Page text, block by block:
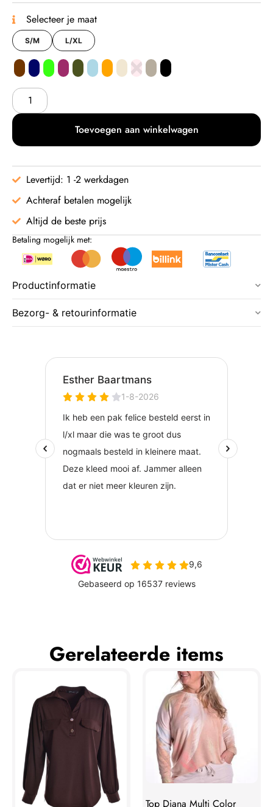
Selecteer je maat
S/M L/XL
Toevoegen aan winkelwagen
Levertijd: 1 -2 werkdagen
Achteraf betalen mogelijk
Altijd de beste prijs
Betaling mogelijk met:
Productinformatie
Bezorg- & retourinformatie
Gerelateerde items
Top Diana Multi Color